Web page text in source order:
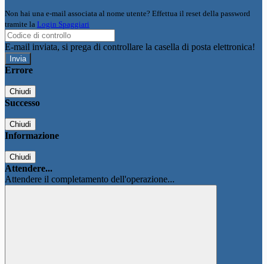
Non hai una e-mail associata al nome utente? Effettua il reset della password
tramite la Login Spaggiari
E-mail inviata, si prega di controllare la casella di posta elettronica!
Errore
Chiudi
Successo
Chiudi
Informazione
Chiudi
Attendere...
Attendere il completamento dell'operazione...